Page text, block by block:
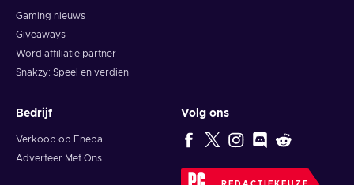
Gaming nieuws
Giveaways
Word affiliatie partner
Snakzy: Speel en verdien
Bedrijf
Verkoop op Eneba
Adverteer Met Ons
Volg ons